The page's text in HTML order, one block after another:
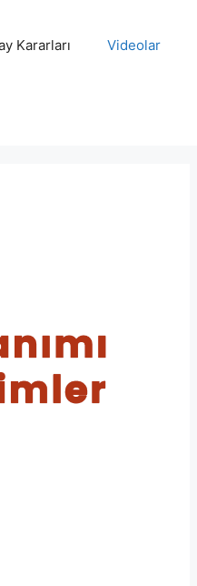
Kararları Videolar